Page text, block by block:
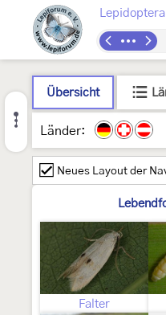
Lepidoptera
Übersicht
Länder:
Neues Layout der
Falter